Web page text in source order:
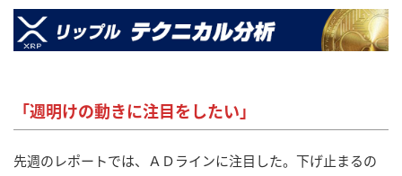
「週明けの動きに注目をしたい」
先週のレポートでは、ＡＤラインに注目した。下げ止まるの